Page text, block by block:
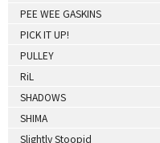
PEE WEE GASKINS
PICK IT UP!
PULLEY
RiL
SHADOWS
SHIMA
Slightly Stoopid